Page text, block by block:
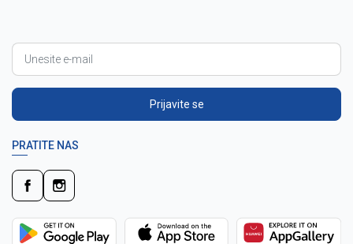
Prijavite se
PRATITE NAS